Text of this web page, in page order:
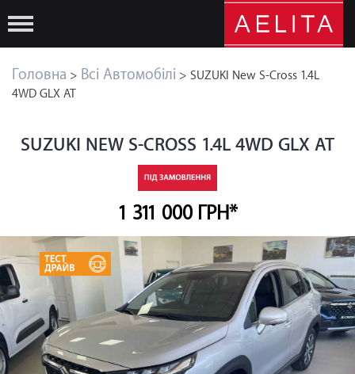
Головна > Всі Автомобілі > SUZUKI New S-Cross 1.4L
4WD GLX AT
SUZUKI NEW S-CROSS 1.4L 4WD GLX AT
1 311 000 ГРН*